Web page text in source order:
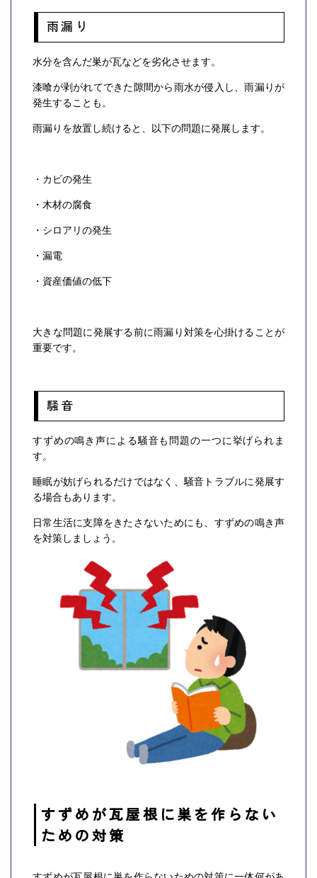
雨漏り
水分を含んだ巣が瓦などを劣化させます。
漆喰が剥がれてできた隙間から雨水が侵入し、雨漏りが
発生することも。
雨漏りを放置し続けると、以下の問題に発展します。
・カビの発生
・木材の腐食
・シロアリの発生
・漏電
・資産価値の低下
大きな問題に発展する前に雨漏り対策を心掛けることが
重要です。
騒音
すずめの鳴き声による騒音も問題の一つに挙げられま
す。
睡眠が妨げられるだけではなく、騒音トラブルに発展す
る場合もあります。
日常生活に支障をきたさないためにも、すずめの鳴き声
を対策しましょう。
すずめが瓦屋根に巣を作らない
ための対策